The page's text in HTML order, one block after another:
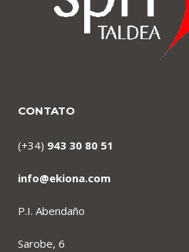
CONTATO
(+34) 943 30 80 51
info@ekiona.com
P.I. Abendaño
Sarobe, 6